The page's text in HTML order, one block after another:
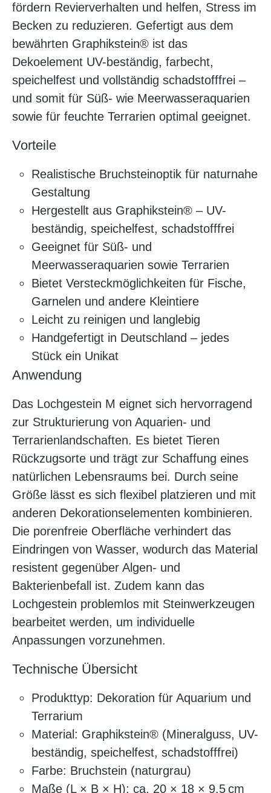
fördern Revierverhalten und helfen, Stress im
Becken zu reduzieren. Gefertigt aus dem
bewährten Graphikstein® ist das
Dekoelement UV-beständig, farbecht,
speichelfest und vollständig schadstofffrei –
und somit für Süß- wie Meerwasseraquarien
sowie für feuchte Terrarien optimal geeignet.
Vorteile
Realistische Bruchsteinoptik für naturnahe
Gestaltung
Hergestellt aus Graphikstein® – UV-
beständig, speichelfest, schadstofffrei
Geeignet für Süß- und
Meerwasseraquarien sowie Terrarien
Bietet Versteckmöglichkeiten für Fische,
Garnelen und andere Kleintiere
Leicht zu reinigen und langlebig
Handgefertigt in Deutschland – jedes
Stück ein Unikat
Anwendung
Das Lochgestein M eignet sich hervorragend
zur Strukturierung von Aquarien- und
Terrarienlandschaften. Es bietet Tieren
Rückzugsorte und trägt zur Schaffung eines
natürlichen Lebensraums bei. Durch seine
Größe lässt es sich flexibel platzieren und mit
anderen Dekorationselementen kombinieren.
Die porenfreie Oberfläche verhindert das
Eindringen von Wasser, wodurch das Material
resistent gegenüber Algen- und
Bakterienbefall ist. Zudem kann das
Lochgestein problemlos mit Steinwerkzeugen
bearbeitet werden, um individuelle
Anpassungen vorzunehmen.
Technische Übersicht
Produkttyp: Dekoration für Aquarium und
Terrarium
Material: Graphikstein® (Mineralguss, UV-
beständig, speichelfest, schadstofffrei)
Farbe: Bruchstein (naturgrau)
Maße (L × B × H): ca. 20 × 18 × 9,5 cm